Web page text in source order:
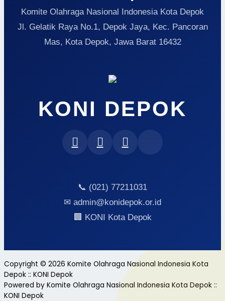
Komite Olahraga Nasional Indonesia Kota Depok
Jl. Gelatik Raya No.1, Depok Jaya, Kec. Pancoran
Mas, Kota Depok, Jawa Barat 16432
KONI DEPOK
📞 (021) 77211031
✉ admin@konidepok.or.id
🏢 KONI Kota Depok
Copyright © 2026 Komite Olahraga Nasional Indonesia Kota
Depok :: KONI Depok
Powered by Komite Olahraga Nasional Indonesia Kota Depok ::
KONI Depok